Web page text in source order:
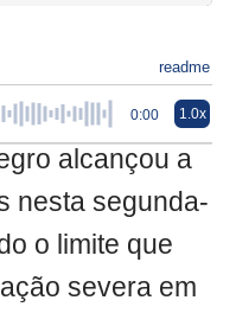
readme
0:00 1.0x
alcançou a
nesta segunda-
o limite que
severa em